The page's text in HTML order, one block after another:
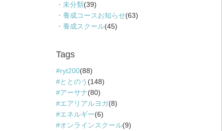
未分類(39)
養成コースお知らせ(63)
養成スクール(45)
Tags
ryt200(88)
ととのう (148)
アーサナ(80)
エアリアルヨガ(8)
エネルギー(6)
オンラインスクール(9)